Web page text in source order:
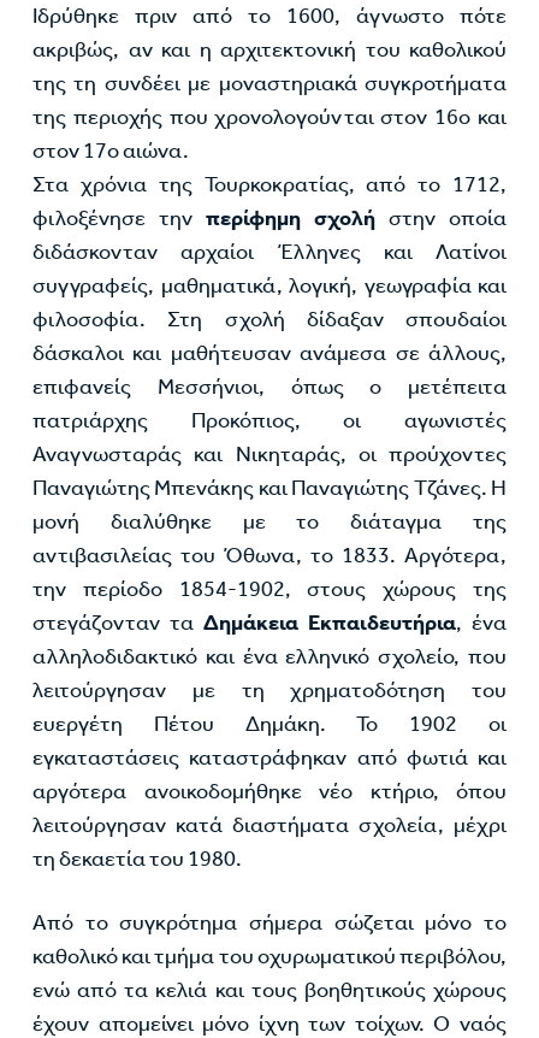
Ιδρύθηκε πριν από το 1600, άγνωστο πότε
ακριβώς, αν και η αρχιτεκτονική του καθολικού
της τη συνδέει με μοναστηριακά συγκροτήματα
της περιοχής που χρονολογούνται στον 16ο και
στον 17ο αιώνα.
Στα χρόνια της Τουρκοκρατίας, από το 1712,
φιλοξένησε την περίφημη σχολή στην οποία
διδάσκονταν αρχαίοι Έλληνες και Λατίνοι
συγγραφείς, μαθηματικά, λογική, γεωγραφία και
φιλοσοφία. Στη σχολή δίδαξαν σπουδαίοι
δάσκαλοι και μαθήτευσαν ανάμεσα σε άλλους,
επιφανείς Μεσσήνιοι, όπως ο μετέπειτα
πατριάρχης Προκόπιος, οι αγωνιστές
Αναγνωσταράς και Νικηταράς, οι προύχοντες
Παναγιώτης Μπενάκης και Παναγιώτης Τζάνες. Η
μονή διαλύθηκε με το διάταγμα της
αντιβασιλείας του Όθωνα, το 1833. Αργότερα,
την περίοδο 1854-1902, στους χώρους της
στεγάζονταν τα Δημάκεια Εκπαιδευτήρια, ένα
αλληλοδιδακτικό και ένα ελληνικό σχολείο, που
λειτούργησαν με τη χρηματοδότηση του
ευεργέτη Πέτου Δημάκη. Το 1902 οι
εγκαταστάσεις καταστράφηκαν από φωτιά και
αργότερα ανοικοδομήθηκε νέο κτήριο, όπου
λειτούργησαν κατά διαστήματα σχολεία, μέχρι
τη δεκαετία του 1980.
Από το συγκρότημα σήμερα σώζεται μόνο το
καθολικό και τμήμα του οχυρωματικού περιβόλου,
ενώ από τα κελιά και τους βοηθητικούς χώρους
έχουν απομείνει μόνο ίχνη των τοίχων. Ο ναός